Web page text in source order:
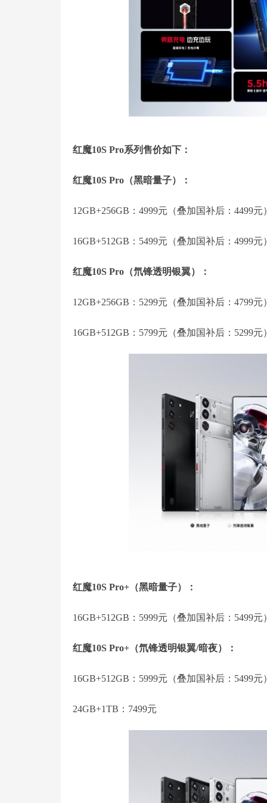
红魔10S Pro系列售价如下：
红魔10S Pro（黑暗量子）：
12GB+256GB：4999元（叠加国补后：4499元
16GB+512GB：5499元（叠加国补后：4999元
红魔10S Pro（氘锋透明银翼）：
12GB+256GB：5299元（叠加国补后：4799元
16GB+512GB：5799元（叠加国补后：5299元
红魔10S Pro+（黑暗量子）：
16GB+512GB：5999元（叠加国补后：5499元
红魔10S Pro+（氘锋透明银翼/暗夜）：
16GB+512GB：5999元（叠加国补后：5499元
24GB+1TB：7499元